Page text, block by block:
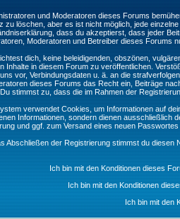
und Moderatoren dieses Forums
zu löschen, aber es ist nicht möglich, jede
dass du akzeptierst, dass jeder
Moderatoren und Betreiber dieses Forums
dich, keine beleidigenden, obszönen,
Inhalte in diesem Forum zu veröffentlichen.
vor, Verbindungsdaten u. ä. an die
dieses Forums das Recht ein, Beiträge
stimmst zu, dass die im Rahmen der
verwendet Cookies, um Informationen auf
Informationen, sondern dienen ausschließlich
und ggf. zum Versand eines neuen
Abschließen der Registrierung stimmst du diesen
Ich bin mit den Konditionen dieses
Ich bin mit den Konditionen
Ich bin mit den